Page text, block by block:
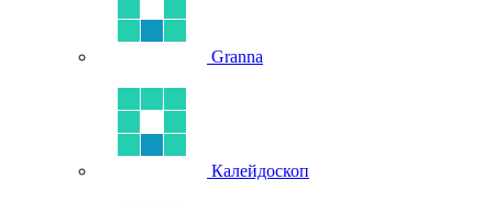
Granna
Калейдоскоп